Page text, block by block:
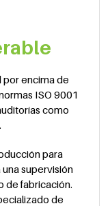
por encima de
ISO 9001
como
para
supervisión
de fabricación.
de